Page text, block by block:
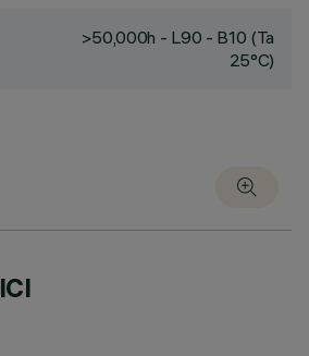
>50,000h - L90 - B10 (Ta
25°C)